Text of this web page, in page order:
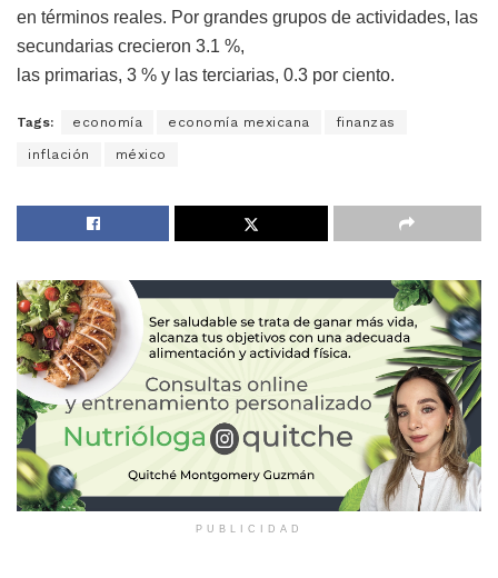
en términos reales. Por grandes grupos de actividades, las
secundarias crecieron 3.1 %,
las primarias, 3 % y las terciarias, 0.3 por ciento.
Tags: economía economía mexicana finanzas
inflación méxico
PUBLICIDAD